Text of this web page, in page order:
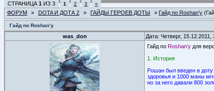
СТРАНИЦА 1 ИЗ 3 1 2 3 »
ФОРУМ » DOTA И ДОТА 2 » ГАЙДЫ ГЕРОЕВ ДОТЫ » Гайд по Roshan’у
Гайд по Roshan’у
was_don Дата: Четверг,
Гайд по Roshan’у для
1. История
Рошан был введен в
здоровья и 1000 маны
но за него давали 800